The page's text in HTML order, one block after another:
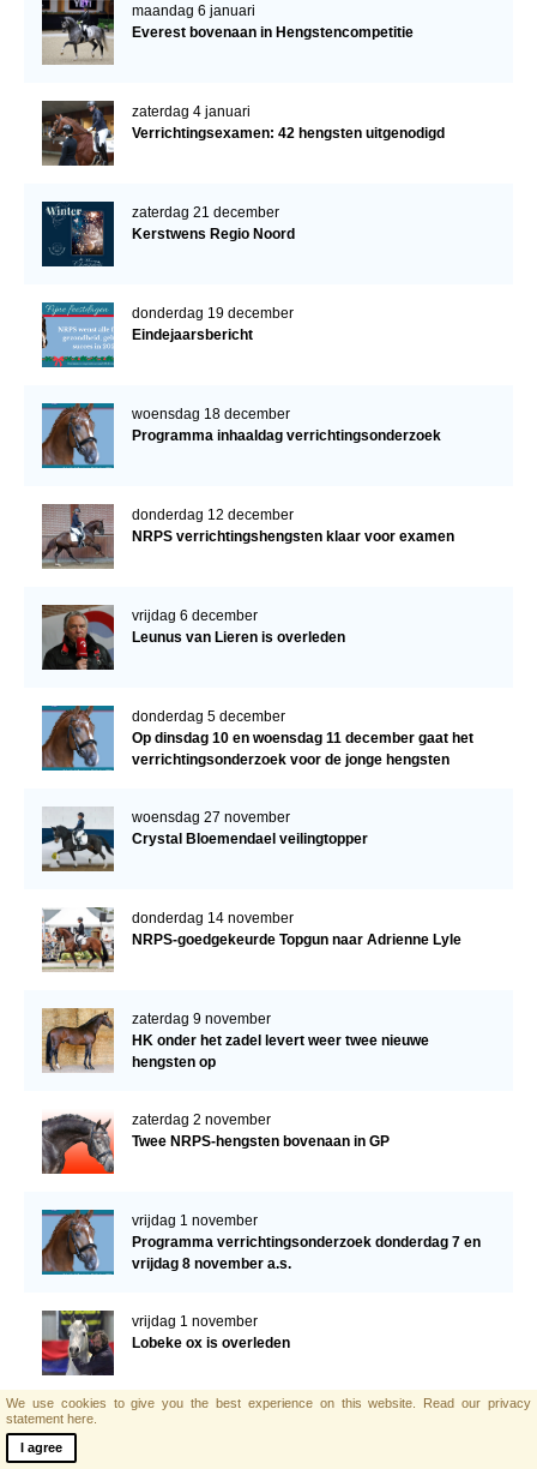
maandag 6 januari
Everest bovenaan in Hengstencompetitie
zaterdag 4 januari
Verrichtingsexamen: 42 hengsten uitgenodigd
zaterdag 21 december
Kerstwens Regio Noord
donderdag 19 december
Eindejaarsbericht
woensdag 18 december
Programma inhaaldag verrichtingsonderzoek
donderdag 12 december
NRPS verrichtingshengsten klaar voor examen
vrijdag 6 december
Leunus van Lieren is overleden
donderdag 5 december
Op dinsdag 10 en woensdag 11 december gaat het
verrichtingsonderzoek voor de jonge hengsten
woensdag 27 november
Crystal Bloemendael veilingtopper
donderdag 14 november
NRPS-goedgekeurde Topgun naar Adrienne Lyle
zaterdag 9 november
HK onder het zadel levert weer twee nieuwe
hengsten op
zaterdag 2 november
Twee NRPS-hengsten bovenaan in GP
vrijdag 1 november
Programma verrichtingsonderzoek donderdag 7 en
vrijdag 8 november a.s.
vrijdag 1 november
Lobeke ox is overleden
We use cookies to give you the best experience on this website. Read our privacy
statement here.
I agree